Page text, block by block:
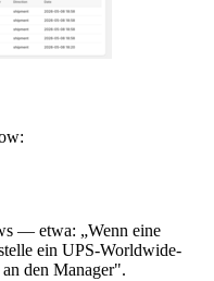
— etwa: „Wenn eine
ein UPS-Worldwide-
den Manager".